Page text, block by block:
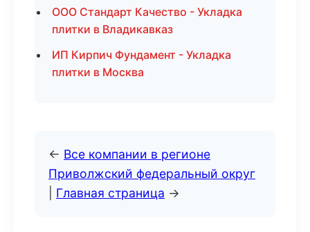
ООО Стандарт Качество - Укладка
плитки в Владикавказ
ИП Кирпич Фундамент - Укладка
плитки в Москва
← Все компании в регионе
Приволжский федеральный округ
Главная страница →